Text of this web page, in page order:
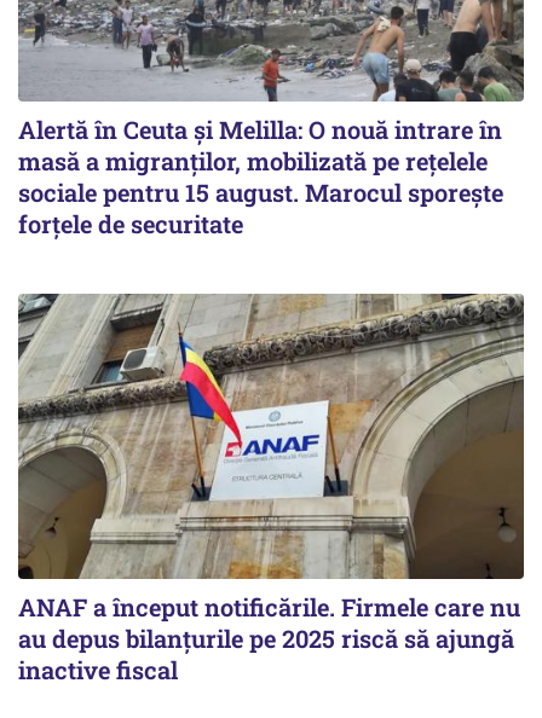
Alertă în Ceuta și Melilla: O nouă intrare în
masă a migranților, mobilizată pe rețelele
sociale pentru 15 august. Marocul sporește
forțele de securitate
ANAF a început notificările. Firmele care nu
au depus bilanțurile pe 2025 riscă să ajungă
inactive fiscal